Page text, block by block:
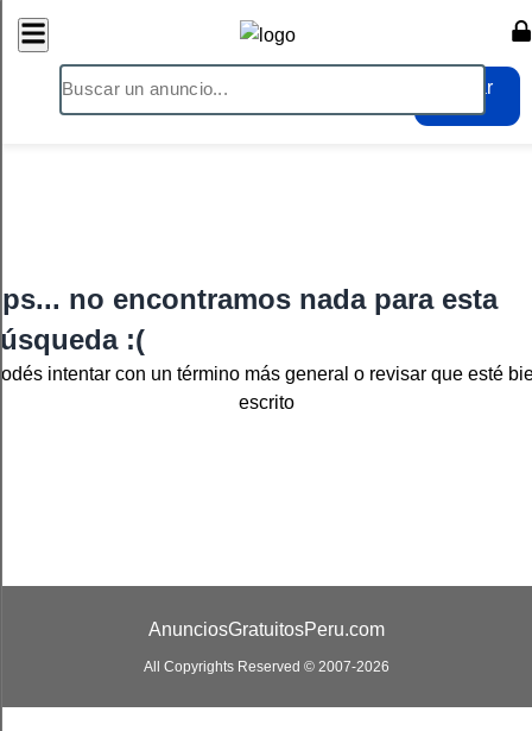
Publicar
no encontramos nada para esta
:(
intentar con un término más general o revisar que esté
escrito
AnunciosGratuitosPeru.com
All Copyrights Reserved © 2007-2026